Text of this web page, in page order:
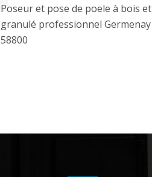
Poseur et pose de poele à bois et
granulé professionnel Germenay
58800